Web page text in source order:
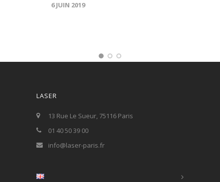
6 JUIN 2019
LASER
13 Rue Le Sueur, 75116 Paris
01 40 50 39 00
info@laser-paris.fr